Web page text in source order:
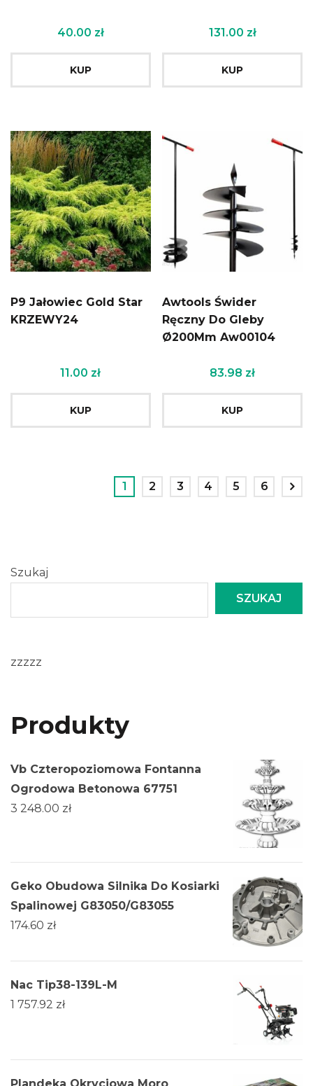
40.00 zł
KUP
131.00 zł
KUP
P9 Jałowiec Gold Star
KRZEWY24
11.00 zł
KUP
Awtools Świder
Ręczny Do Gleby
Ø200Mm Aw00104
83.98 zł
KUP
1 2 3 4 5 6
Szukaj
SZUKAJ
zzzzz
Produkty
Vb Czteropoziomowa Fontanna
Ogrodowa Betonowa 67751
3 248.00 zł
Geko Obudowa Silnika Do Kosiarki
Spalinowej G83050/G83055
174.60 zł
Nac Tip38-139L-M
1 757.92 zł